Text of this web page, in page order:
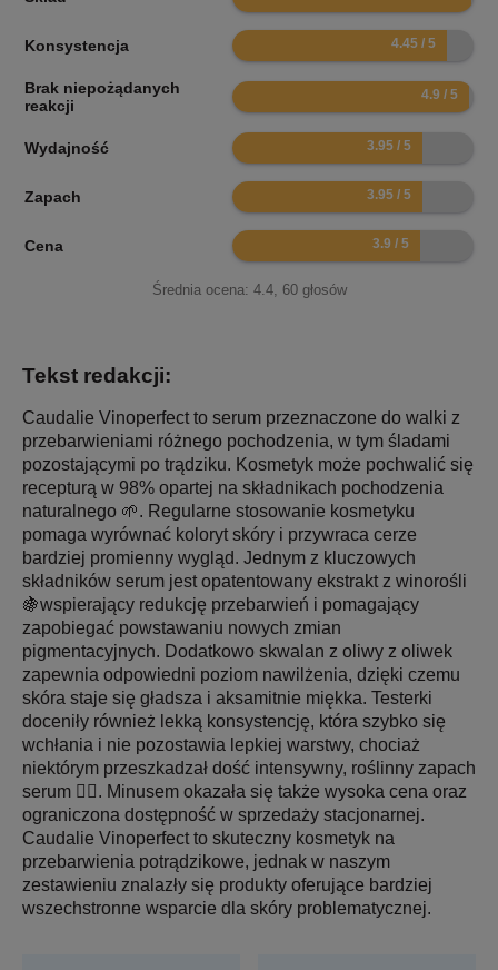
Konsystencja 8.9
Brak niepożądanych
reakcji
9.8
Wydajność 7.9
Zapach 7.9
Cena 7.8
Średnia ocena: 4.4, 60głosów
Tekst redakcji:
Caudalie Vinoperfect to serum przeznaczone do walki z
przebarwieniami różnego pochodzenia, w tym śladami
pozostającymi po trądziku. Kosmetyk może pochwalić się
recepturą w 98% opartej na składnikach pochodzenia
naturalnego 🌱. Regularne stosowanie kosmetyku
pomaga wyrównać koloryt skóry i przywraca cerze
bardziej promienny wygląd. Jednym z kluczowych
składników serum jest opatentowany ekstrakt z winorośli
🍇wspierający redukcję przebarwień i pomagający
zapobiegać powstawaniu nowych zmian
pigmentacyjnych. Dodatkowo skwalan z oliwy z oliwek
zapewnia odpowiedni poziom nawilżenia, dzięki czemu
skóra staje się gładsza i aksamitnie miękka. Testerki
doceniły również lekką konsystencję, która szybko się
wchłania i nie pozostawia lepkiej warstwy, chociaż
niektórym przeszkadzał dość intensywny, roślinny zapach
serum 🤷‍♀️. Minusem okazała się także wysoka cena oraz
ograniczona dostępność w sprzedaży stacjonarnej.
Caudalie Vinoperfect to skuteczny kosmetyk na
przebarwienia potrądzikowe, jednak w naszym
zestawieniu znalazły się produkty oferujące bardziej
wszechstronne wsparcie dla skóry problematycznej.